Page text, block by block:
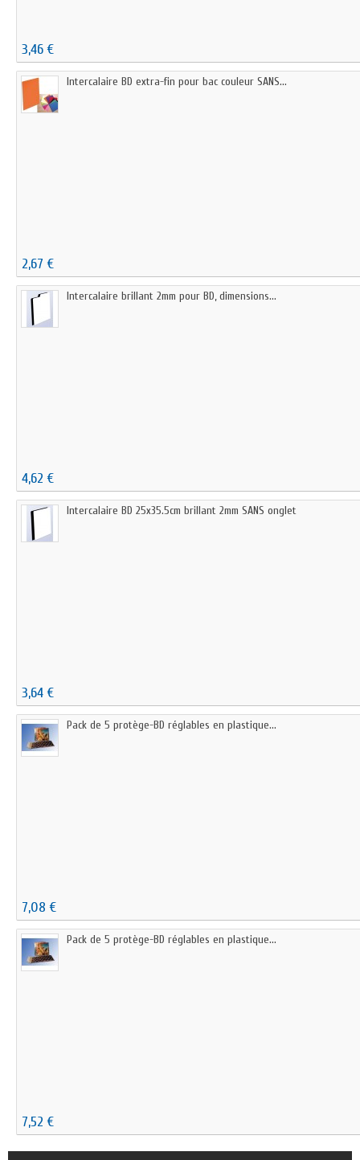
3,46 €
Intercalaire BD extra-fin pour bac couleur SANS...
2,67 €
Intercalaire brillant 2mm pour BD, dimensions...
4,62 €
Intercalaire BD 25x35.5cm brillant 2mm SANS onglet
3,64 €
Pack de 5 protège-BD réglables en plastique...
7,08 €
Pack de 5 protège-BD réglables en plastique...
7,52 €